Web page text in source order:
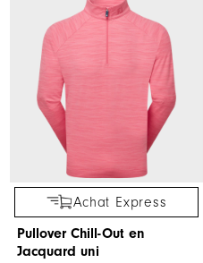
Achat Express
Pullover Chill-Out en
Jacquard uni